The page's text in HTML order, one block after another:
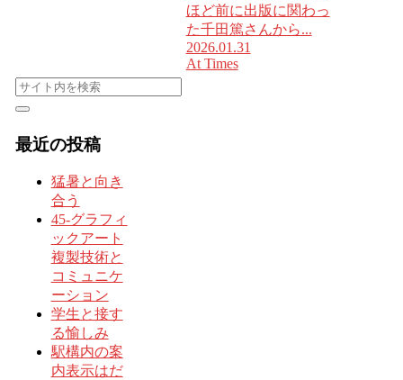
ほど前に出版に関わっ
た千田篤さんから...
2026.01.31
At Times
最近の投稿
猛暑と向き
合う
45-グラフィ
ックアート
複製技術と
コミュニケ
ーション
学生と接す
る愉しみ
駅構内の案
内表示はだ